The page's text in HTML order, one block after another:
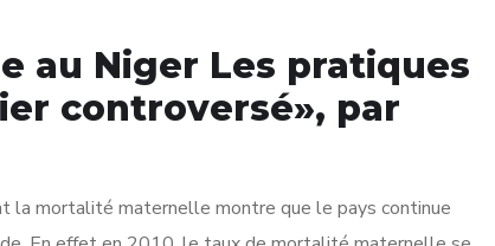
au Niger Les pratiques
controversé», par
la mortalité maternelle montre que le pays continue